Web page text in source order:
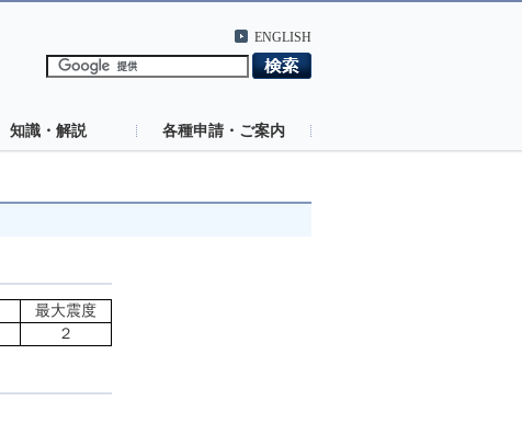
ENGLISH
知識・解説 各種申請・ご案内
最大震度
２